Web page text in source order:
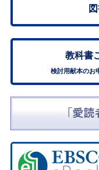
教科書
検討用献本のお